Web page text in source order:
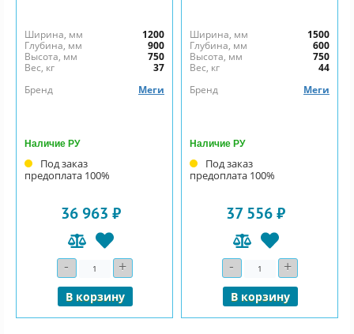
Ширина, мм
1200
Глубина, мм
900
Высота, мм
750
Вес, кг
37
Бренд
Меги
Наличие РУ
Под заказ
предоплата 100%
36 963 ₽
- Количество+
В корзину
Ширина, мм
1500
Глубина, мм
600
Высота, мм
750
Вес, кг
44
Бренд
Меги
Наличие РУ
Под заказ
предоплата 100%
37 556 ₽
- Количество+
В корзину